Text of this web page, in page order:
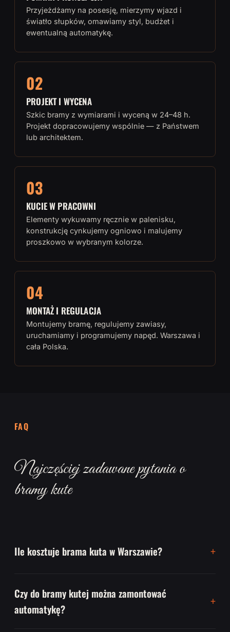
Przyjeżdżamy na posesję, mierzymy wjazd i
światło słupków, omawiamy styl, budżet i
ewentualną automatykę.
02
PROJEKT I WYCENA
Szkic bramy z wymiarami i wyceną w 24–48 h.
Projekt dopracowujemy wspólnie — z Państwem
lub architektem.
03
KUCIE W PRACOWNI
Elementy wykuwamy ręcznie w palenisku,
konstrukcję cynkujemy ogniowo i malujemy
proszkowo w wybranym kolorze.
04
MONTAŻ I REGULACJA
Montujemy bramę, regulujemy zawiasy,
uruchamiamy i programujemy napęd. Warszawa i
cała Polska.
FAQ
Najczęściej zadawane pytania o
bramy kute
Ile kosztuje brama kuta w Warszawie?
Czy do bramy kutej można zamontować
automatykę?